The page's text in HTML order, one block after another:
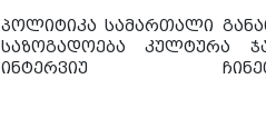
პოლიტიკა სამართალი
საზოგადოება
კულტურა
ინტერვიუ